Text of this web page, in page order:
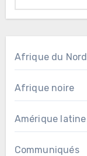
Afrique du Nord
Afrique noire
Amérique latine
Communiqués